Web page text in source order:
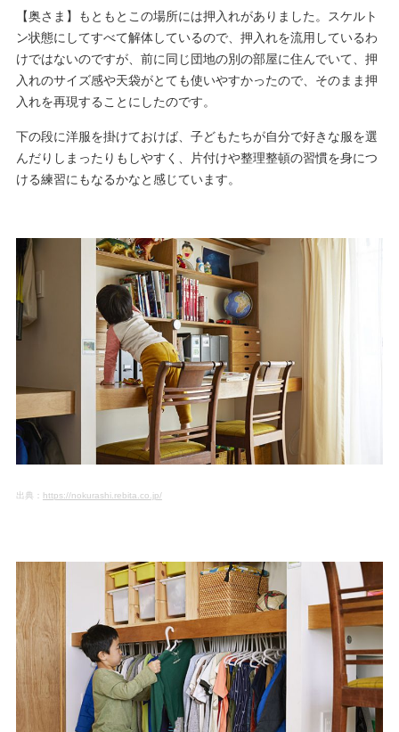
【奥さま】もともとこの場所には押入れがありました。スケルト
ン状態にしてすべて解体しているので、押入れを流用しているわ
けではないのですが、前に同じ団地の別の部屋に住んでいて、押
入れのサイズ感や天袋がとても使いやすかったので、そのまま押
入れを再現することにしたのです。
下の段に洋服を掛けておけば、子どもたちが自分で好きな服を選
んだりしまったりもしやすく、片付けや整理整頓の習慣を身につ
ける練習にもなるかなと感じています。
出典： https://nokurashi.rebita.co.jp/